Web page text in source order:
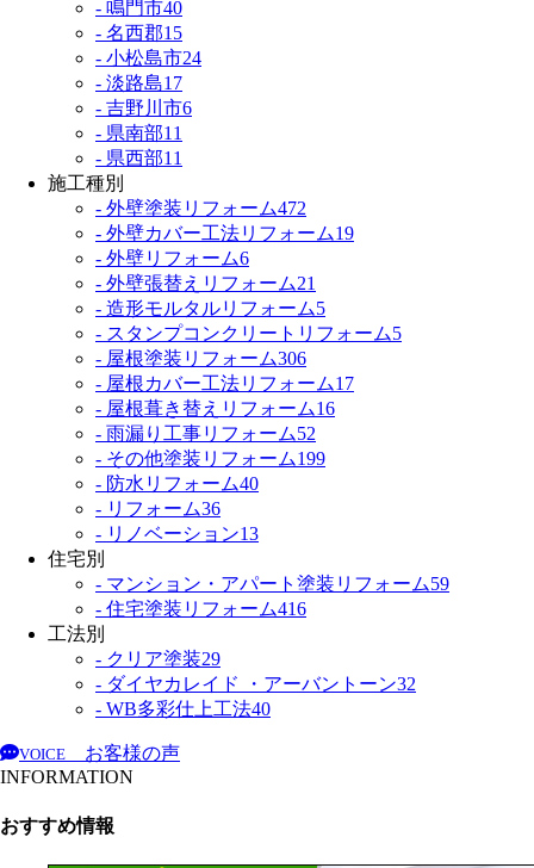
- 鳴門市40
- 名西郡15
- 小松島市24
- 淡路島17
- 吉野川市6
- 県南部11
- 県西部11
施工種別
- 外壁塗装リフォーム472
- 外壁カバー工法リフォーム19
- 外壁リフォーム6
- 外壁張替えリフォーム21
- 造形モルタルリフォーム5
- スタンプコンクリートリフォーム5
- 屋根塗装リフォーム306
- 屋根カバー工法リフォーム17
- 屋根葺き替えリフォーム16
- 雨漏り工事リフォーム52
- その他塗装リフォーム199
- 防水リフォーム40
- リフォーム36
- リノベーション13
住宅別
- マンション・アパート塗装リフォーム59
- 住宅塗装リフォーム416
工法別
- クリア塗装29
- ダイヤカレイド ・アーバントーン32
- WB多彩仕上工法40
VOICE
お客様の声
INFORMATION
おすすめ情報